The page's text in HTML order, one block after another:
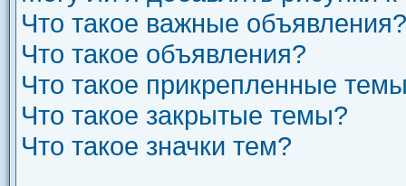
Что такое важные объявления?
Что такое объявления?
Что такое прикрепленные
Что такое закрытые темы?
Что такое значки тем?